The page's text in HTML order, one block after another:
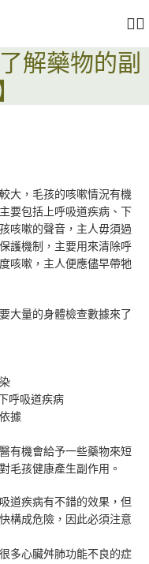
解藥物的副
大，毛孩的咳嗽情況有機
要包括上呼吸道疾病、下
咳嗽的聲音，主人毋須過
護機制，主要用來清除呼
咳嗽，主人便應儘早帶牠
大量的身體檢查數據來了
呼吸道疾病
據
有機會給予一些藥物來短
毛孩健康產生副作用。
道疾病有不錯的效果，但
構成危險，因此必須注意
多心臟舛肺功能不良的症